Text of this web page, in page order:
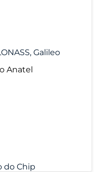
Galileo
Anatel
do Chip